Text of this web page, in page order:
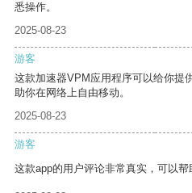
悉操作。
2025-08-23
游客
这款加速器VPM应用程序可以给你提
助你在网络上自由移动。
2025-08-23
游客
这款app的用户评论非常真实，可以帮